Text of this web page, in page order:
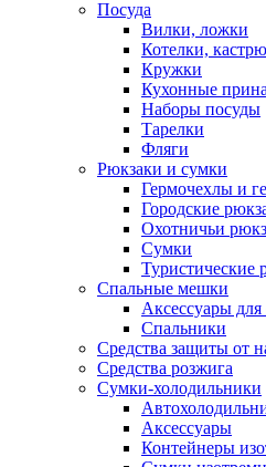
Посуда
Вилки, ложки
Котелки,
Кружки
Кухонные
Наборы посуды
Тарелки
Фляги
Рюкзаки и сумки
Гермочехлы и
Городские
Охотничьи
Сумки
Туристические
Спальные мешки
Аксессуары для
Спальники
Средства защиты от
Средства розжига
Сумки-холодильники
Аксессуары
Контейнеры